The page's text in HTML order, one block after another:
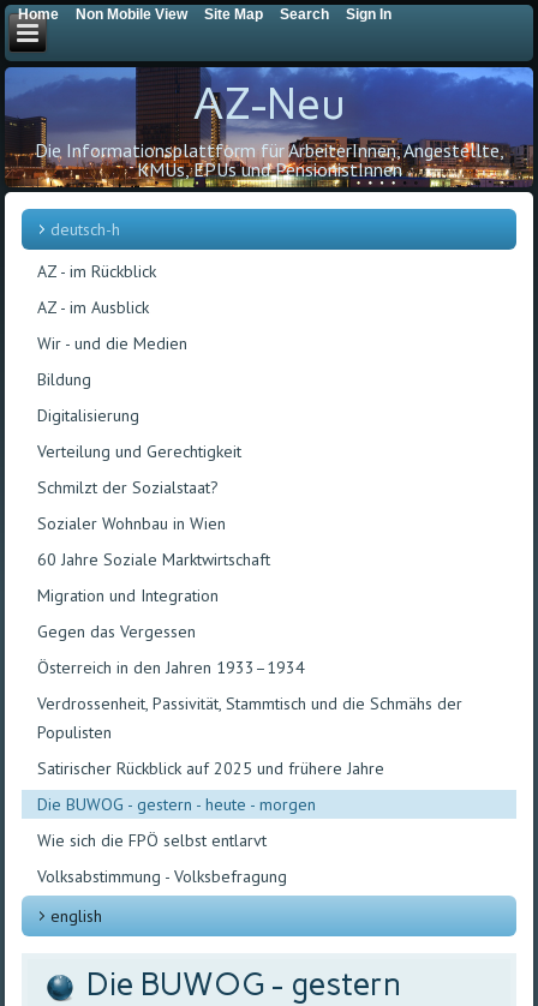
AZ-Neu
Die Informationsplattform für ArbeiterInnen, Angestellte,
KMUs, EPUs und PensionistInnen
deutsch-h
AZ - im Rückblick
AZ - im Ausblick
Wir - und die Medien
Bildung
Di­gi­ta­li­sie­rung
Verteilung und Gerechtigkeit
Schmilzt der Sozialstaat?
Sozialer Wohnbau in Wien
60 Jahre Soziale Marktwirtschaft
Migration und Integration
Gegen das Vergessen
Österreich in den Jahren 1933–1934
Verdrossenheit, Passivität, Stammtisch und die Schmähs der
Populisten
Satirischer Rückblick auf 2025 und frühere Jahre
Die BUWOG - gestern - heute - morgen
Wie sich die FPÖ selbst entlarvt
Volksabstimmung - Volksbefragung
english
Die BUWOG - gestern
Home Non Mobile View Site Map Search Sign In